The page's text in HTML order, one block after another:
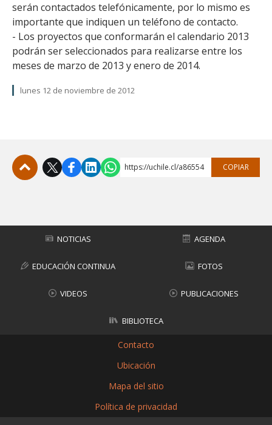
serán contactados telefónicamente, por lo mismo es
importante que indiquen un teléfono de contacto.
- Los proyectos que conformarán el calendario 2013
podrán ser seleccionados para realizarse entre los
meses de marzo de 2013 y enero de 2014.
lunes 12 de noviembre de 2012
https://uchile.cl/a86554 COPIAR
NOTICIAS AGENDA
EDUCACIÓN CONTINUA FOTOS
VIDEOS PUBLICACIONES
BIBLIOTECA
Contacto
Ubicación
Mapa del sitio
Política de privacidad